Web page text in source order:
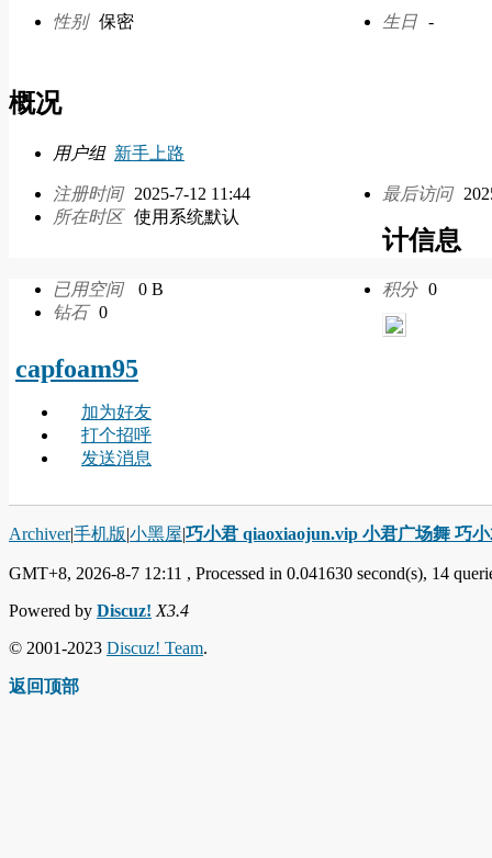
性别 保密 生日 -
概况
用户组 新手上路
注册时间 2025-7-12 11:44 最后访问
所在时区 使用系统默认
计信息
已用空间 0 B 积分 0
钻石 0
capfoam95
加为好友
打个招呼
发送消息
Archiver|手机版|小黑屋|巧小君 qiaoxiaojun.vip 小君广场舞 巧
GMT+8, 2026-8-7 12:11 , Processed in 0.041630 second(s), 14
Powered by Discuz! X3.4
© 2001-2023 Discuz! Team.
返回顶部